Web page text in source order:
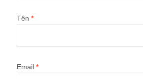
Tên *
Email *